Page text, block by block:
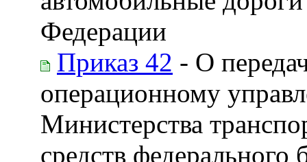
Федерации
Приказ 42 - О
операционному
Министерства
средств